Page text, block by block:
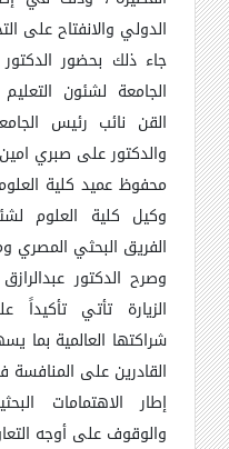
الدولي والانفتاح على
جاء ذلك بحضور
الجامعة لشئون
القن نائب رئيس
والدكتور على صبري
محفوظ عميد كلية
وكيل كلية العلوم
الفريق البحثي المصري
وصرح الدكتور
الزيارة تأتي
شراكتها العالمية بما
القادرين على
إطار الاهتمامات
والوقوف على أوجه